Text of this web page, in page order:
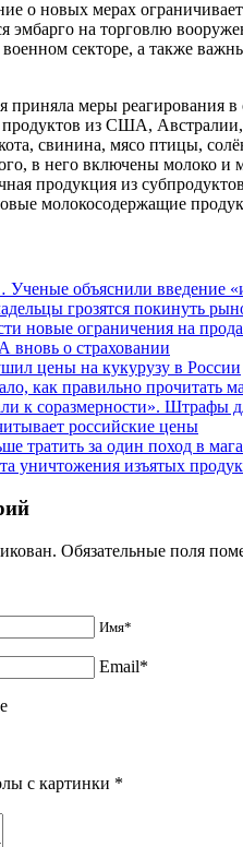
о новых мерах
эмбарго на торговлю
секторе, а также
приняла меры реагирования
продуктов из США,
свинина, мясо птицы,
в него включены молоко
продукция из
молокосодержащие
Ученые объяснили введение
грозятся покинуть
новые ограничения на
вновь о страховании
цены на кукурузу в России
как правильно прочитать
к соразмерности». Штрафы
российские цены
тратить за один поход в
уничтожения изъятых
Обязательные поля
Имя*
Email*
с картинки *